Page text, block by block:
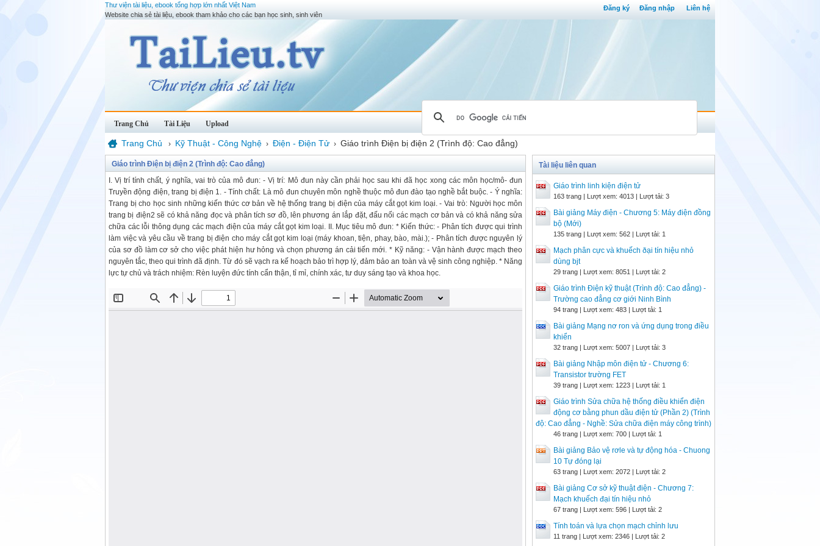
Đăng ký Đăng nhập Liên hệ
Thư viện tài liệu, ebook tổng hợp lớn nhất Việt Nam
Website chia sẻ tài liệu, ebook tham khảo cho các bạn học sinh, sinh viên
Trang Chủ Tài Liệu Upload
Trang Chủ › Kỹ Thuật - Công Nghệ › Điện - Điện Tử › Giáo trình Điện bị điện 2 (Trình độ: Cao đẳng)
Giáo trình Điện bị điện 2 (Trình độ: Cao đẳng)
I. Vị trí tính chất, ý nghĩa, vai trò của mô đun: - Vị trí: Mô đun này cần phải học sau khi đã học xong các môn học/mô- đun
Truyền động điện, trang bị điện 1. - Tính chất: Là mô đun chuyên môn nghề thuộc mô đun đào tạo nghề bắt buộc. - Ý nghĩa:
Trang bị cho học sinh những kiến thức cơ bản về hệ thống trang bị điện của máy cắt gọt kim loại. - Vai trò: Người học môn
trang bị điện2 sẽ có khả năng đọc và phân tích sơ đồ, lên phương án lắp đặt, đấu nối các mạch cơ bản và có khả năng sửa
chữa các lỗi thông dụng các mạch điện của máy cắt gọt kim loại. II. Mục tiêu mô đun: * Kiến thức: - Phân tích được qui trình
làm việc và yêu cầu về trang bị điện cho máy cắt gọt kim loại (máy khoan, tiện, phay, bào, mài.); - Phân tích được nguyên lý
của sơ đồ làm cơ sở cho việc phát hiện hư hỏng và chọn phương án cải tiến mới. * Kỹ năng: - Vận hành được mạch theo
nguyên tắc, theo qui trình đã định. Từ đó sẽ vạch ra kế hoạch bảo trì hợp lý, đảm bảo an toàn và vệ sinh công nghiệp. * Năng
lực tự chủ và trách nhiệm: Rèn luyện đức tính cẩn thận, tỉ mỉ, chính xác, tư duy sáng tạo và khoa học.
Tài liệu liên quan
Giáo trình linh kiện điện tử
163 trang | Lượt xem: 4013 | Lượt tải: 3
Bài giảng Máy điện - Chương 5: Máy điện đồng
bộ (Mới)
135 trang | Lượt xem: 562 | Lượt tải: 1
Mạch phân cực và khuếch ðại tín hiệu nhỏ
dùng bjt
29 trang | Lượt xem: 8051 | Lượt tải: 2
Giáo trình Điện kỹ thuật (Trình độ: Cao đẳng) -
Trường cao đẳng cơ giới Ninh Bình
94 trang | Lượt xem: 483 | Lượt tải: 1
Bài giảng Mạng nơ ron và ứng dụng trong điều
khiển
32 trang | Lượt xem: 5007 | Lượt tải: 3
Bài giảng Nhập môn điện tử - Chương 6:
Transistor trường FET
39 trang | Lượt xem: 1223 | Lượt tải: 1
Giáo trình Sửa chữa hệ thống điều khiển điện
động cơ bằng phun dầu điện tử (Phần 2) (Trình
độ: Cao đẳng - Nghề: Sửa chữa điện máy công trình)
46 trang | Lượt xem: 700 | Lượt tải: 1
Bài giảng Bảo vệ rơle và tự động hóa - Chuong
10 Tự đóng lại
63 trang | Lượt xem: 2072 | Lượt tải: 2
Bài giảng Cơ sở kỹ thuật điện - Chương 7:
Mạch khuếch đại tín hiệu nhỏ
67 trang | Lượt xem: 596 | Lượt tải: 2
Tính toán và lựa chọn mạch chỉnh lưu
11 trang | Lượt xem: 2346 | Lượt tải: 2